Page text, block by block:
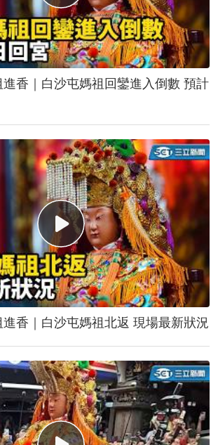
香｜白沙屯媽祖回鑾進入倒數 預計
香｜白沙屯媽祖北返 現場最新狀況